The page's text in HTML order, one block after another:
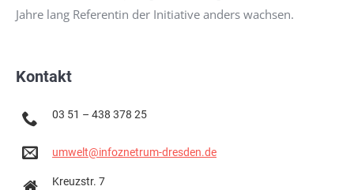
Jahre lang Referentin der Initiative anders wachsen.
Kontakt
03 51 – 438 378 25
umwelt@infoznetrum-dresden.de
Kreuzstr. 7